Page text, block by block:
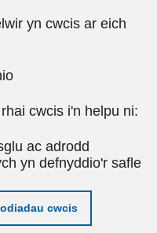
yn cwcis ar eich
cwcis i'n helpu ni:
ac adrodd
yn defnyddio'r safle
cwcis